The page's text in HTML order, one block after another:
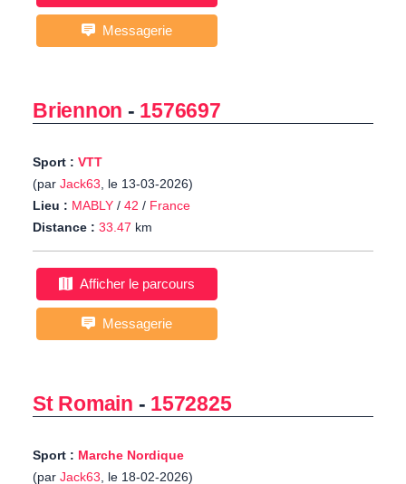
Messagerie
Briennon - 1576697
Sport : VTT
(par Jack63, le 13-03-2026)
Lieu : MABLY / 42 / France
Distance : 33.47 km
Afficher le parcours
Messagerie
St Romain - 1572825
Sport : Marche Nordique
(par Jack63, le 18-02-2026)